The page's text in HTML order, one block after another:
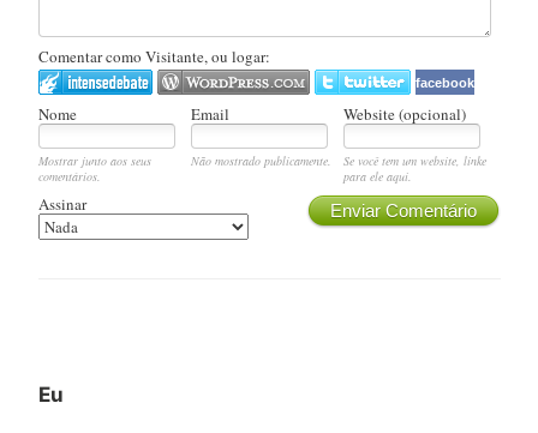
Comentar como Visitante, ou logar:
facebook
Nome Email Website (opcional)
Mostrar junto aos seus
comentários.
Não mostrado publicamente.
Se você tem um website, linke
para ele aqui.
Enviar Comentário
Assinar
Eu